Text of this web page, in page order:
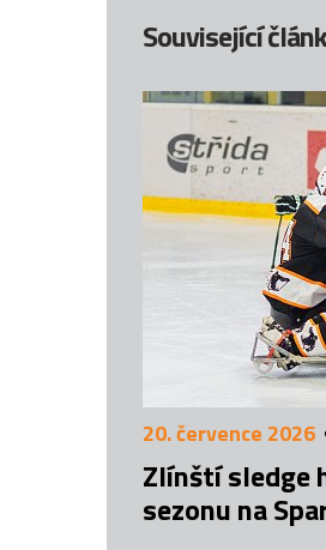
Související
20. července 2026
Zlínští sledge
sezonu na